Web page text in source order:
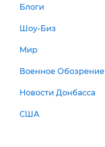
Блоги
Шоу-Биз
Мир
Военное Обозрение
Новости Донбасса
США